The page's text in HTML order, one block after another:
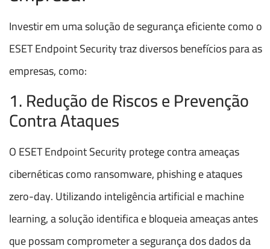
Investir em uma solução de segurança eficiente como o
ESET Endpoint Security traz diversos benefícios para as
empresas, como:
1. Redução de Riscos e Prevenção
Contra Ataques
O ESET Endpoint Security protege contra ameaças
cibernéticas como ransomware, phishing e ataques
zero-day. Utilizando inteligência artificial e machine
learning, a solução identifica e bloqueia ameaças antes
que possam comprometer a segurança dos dados da